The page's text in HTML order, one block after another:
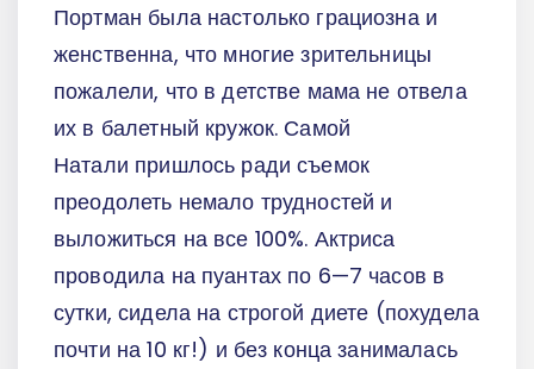
Портман была настолько грациозна и
женственна, что многие зрительницы
пожалели, что в детстве мама не отвела
их в балетный кружок. Самой
Натали пришлось ради съемок
преодолеть немало трудностей и
выложиться на все 100%. Актриса
проводила на пуантах по 6—7 часов в
сутки, сидела на строгой диете (похудела
почти на 10 кг!) и без конца занималась